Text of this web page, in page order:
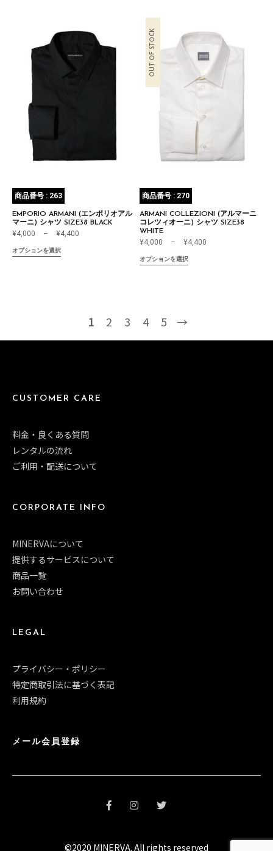
商品番号 : 263
EMPORIO ARMANI (エンポリオアル
マーニ) シャツ SIZE38 BLACK
¥4,000 – ¥4,400
オプションを選択
OUT OF STOCK
商品番号 : 270
ARMANI COLLEZIONI (アルマーニ
コレツィオーニ) シャツ SIZE38
WHITE
¥4,000 – ¥4,400
オプションを選択
1 2 3 4 5 →
CUSTOMER CARE
料金・良くある質問
レンタルの流れ
ご利用・配送について
CORPORATE INFO
MINERVAについて
提供するサービスについて
商品一覧
お問い合わせ
LEGAL
プライバシー・ポリシー
特定商取引法に基づく表記
利用規約
メール会員登録
©2020 MINERVA. All rights reserved